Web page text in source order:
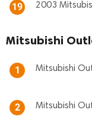
19 2003
Mitsubishi
1 Mitsubishi
2 Mitsubishi